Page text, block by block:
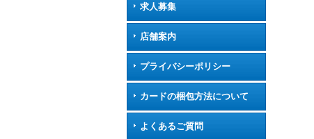
求人募集
店舗案内
プライバシーポリシー
カードの梱包方法について
よくあるご質問